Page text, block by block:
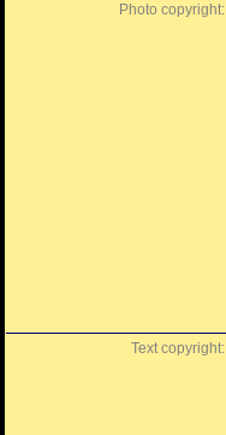
Photo copyright:
Text copyright: